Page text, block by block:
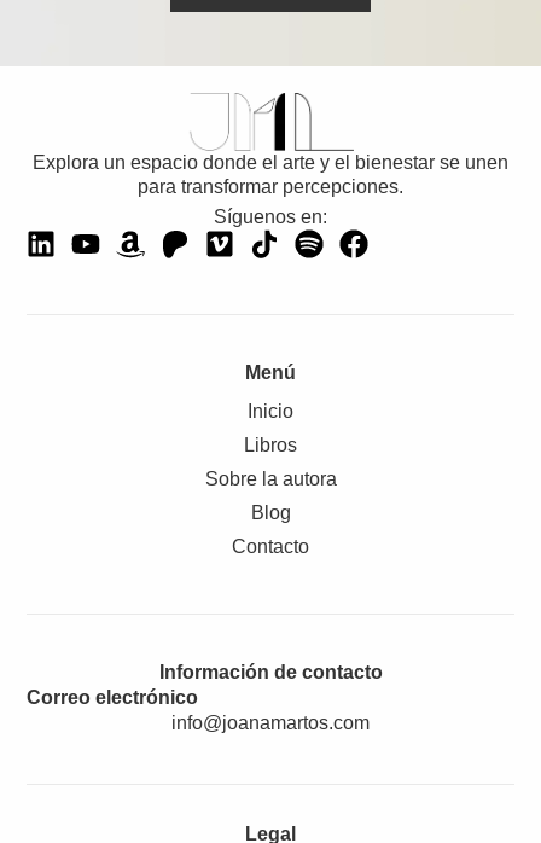
Explora un espacio donde el arte y el bienestar se unen
para transformar percepciones.
Síguenos en:
Menú
Inicio
Libros
Sobre la autora
Blog
Contacto
Información de contacto
Correo electrónico
info@joanamartos.com
Legal